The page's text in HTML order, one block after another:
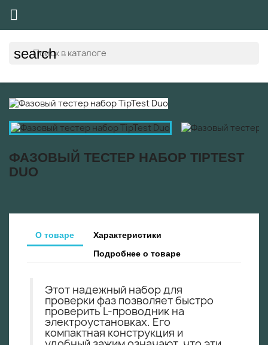

search
ФАЗОВЫЙ ТЕСТЕР НАБОР TIPTEST
DUO
О товаре
Характеристики
Подробнее о товаре
Этот надежный набор для
проверки фаз позволяет быстро
проверить L-проводник на
электроустановках. Его
компактная конструкция и